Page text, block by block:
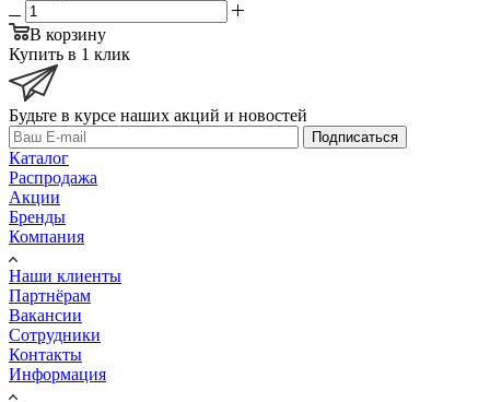
В корзину
Купить в 1 клик
Будьте в курсе наших акций и новостей
Подписаться
Каталог
Распродажа
Акции
Бренды
Компания
Наши клиенты
Партнёрам
Вакансии
Сотрудники
Контакты
Информация